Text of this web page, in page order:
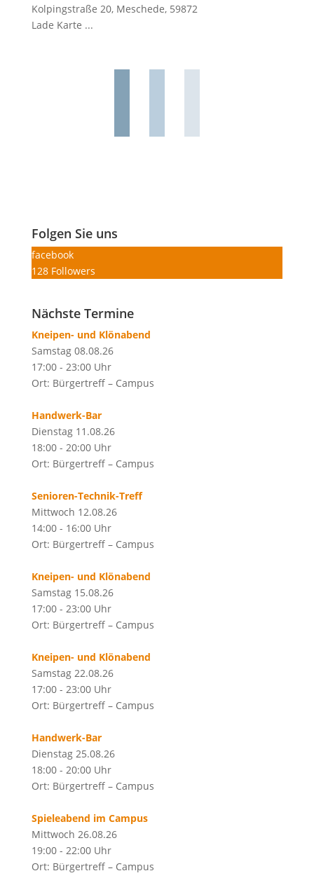
Kolpingstraße 20, Meschede, 59872
Lade Karte ...
Folgen Sie uns
facebook
128 Followers
Nächste Termine
Kneipen- und Klönabend
Samstag 08.08.26
17:00 - 23:00 Uhr
Ort: Bürgertreff – Campus
Handwerk-Bar
Dienstag 11.08.26
18:00 - 20:00 Uhr
Ort: Bürgertreff – Campus
Senioren-Technik-Treff
Mittwoch 12.08.26
14:00 - 16:00 Uhr
Ort: Bürgertreff – Campus
Kneipen- und Klönabend
Samstag 15.08.26
17:00 - 23:00 Uhr
Ort: Bürgertreff – Campus
Kneipen- und Klönabend
Samstag 22.08.26
17:00 - 23:00 Uhr
Ort: Bürgertreff – Campus
Handwerk-Bar
Dienstag 25.08.26
18:00 - 20:00 Uhr
Ort: Bürgertreff – Campus
Spieleabend im Campus
Mittwoch 26.08.26
19:00 - 22:00 Uhr
Ort: Bürgertreff – Campus